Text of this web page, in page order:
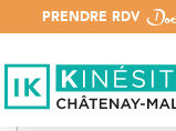
PRENDRE RDV